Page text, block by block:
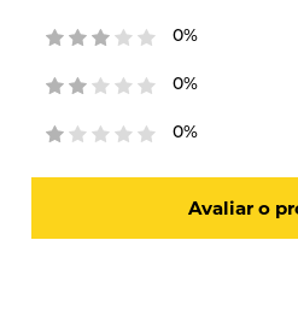
0%
0%
0%
Avaliar o